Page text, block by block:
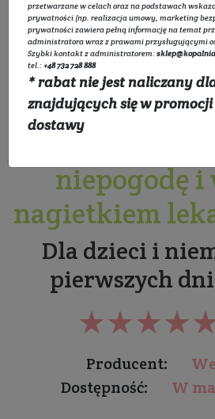
Ochronny
niemowląt i
niepogodę
nagietkiem
Dla dzieci i
pierwszych
Producent:
Dostępność:
W
przetwarzane w celach oraz na podstawach
prywatności (np. realizacja umowy, marketing
prywatnościzawiera pełną informację na temat
administratora wraz z prawami przysługującymi
Szybki kontakt z administratorem:
tel.:+48 732 728 888
* rabat nie jest naliczany
znajdujących się w
dostawy